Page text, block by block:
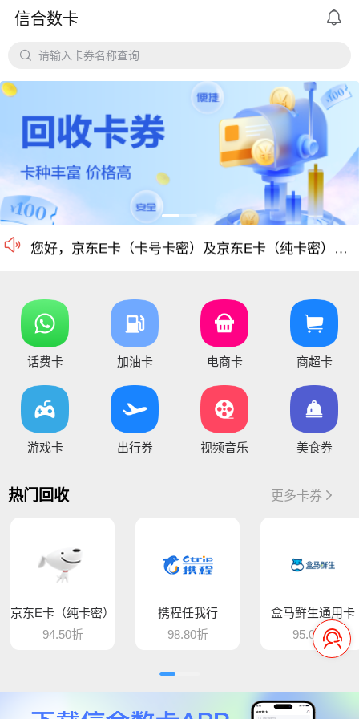
信合数卡 
 请输入卡券名称查询

尊敬的信合用户您好：目前银行卡，支付宝提现已恢复正常 ，欢迎提卡
通知：支付宝提现通道暂时维护，恢复另行通知，带来的不便敬请谅解！
您好，京东E卡（卡号卡密）及京东E卡（纯卡密）50-5000面值卡已维护 ，请贵司及时做好调整 ，恢复待通知
您好，通兑一卡通临时维护，麻烦暂停提交订单，恢复通知！
将于15:30维护，恢复待通知
您好，目前银行卡提现暂时维护，恢复待通知，给您
平台新增百商一卡通，销卡较快，欢迎提交！
您好 平台新增中百提货券 骏卡益汇卡 骏卡随心卡 欢迎大家前来提交
平台对京东e卡、携程任我行长期有大量需求，欢迎有各类有相关资源的个人和企业长期合作。
价格公道、稳定需求，长期回收京东E卡、携程卡。
仅支持合法合规的正规卡合作，您可以直接在平台
信合长期大量回收各类礼品卡、游戏点卡、话费卡、
京东E卡500面值以上寄售回收价格上调至965折
电商卡如京东卡、沃尔玛、盒马卡、瑞祥卡、天猫卡、苏宁、携程等等
话费卡 加油卡 电商卡 商超卡
游戏卡 出行券 视频音乐 美食券
热门回收 更多卡券
京东E卡（纯卡密）
94.50折
携程任我行
98.80折
盒马鲜生通用卡
95.00折